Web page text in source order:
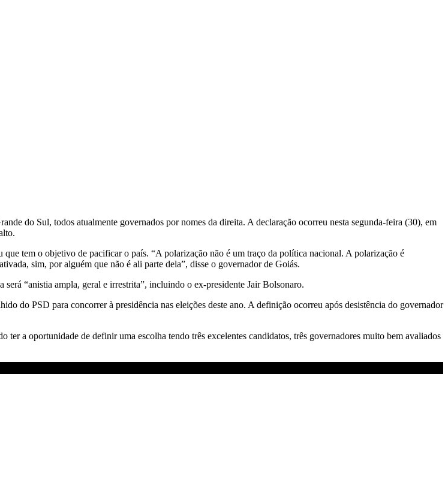
do Sul, todos atualmente governados por nomes da direita. A declaração ocorreu nesta segunda-feira (30), em
tem o objetivo de pacificar o país. “A polarização não é um traço da política nacional. A polarização é
sim, por alguém que não é ali parte dela”, disse o governador de Goiás.
“anistia ampla, geral e irrestrita”, incluindo o ex-presidente Jair Bolsonaro.
do PSD para concorrer à presidência nas eleições deste ano. A definição ocorreu após desistência do governador
a oportunidade de definir uma escolha tendo três excelentes candidatos, três governadores muito bem avaliados